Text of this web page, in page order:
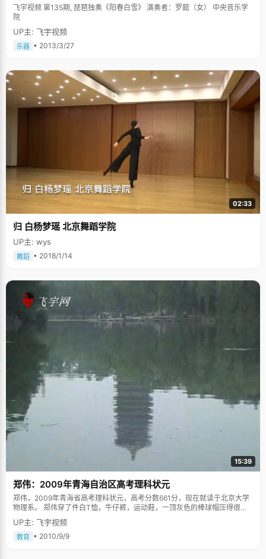
飞宇视频 第135期, 琵琶独奏《阳春白雪》 演奏者：罗懿（女） 中央音乐学
院
UP主: 飞宇视频
乐器 • 2013/3/27
02:33
归 白杨梦瑶 北京舞蹈学院
UP主: wys
舞蹈 • 2018/1/14
15:39
郑伟：2009年青海自治区高考理科状元
郑伟，2009年青海省高考理科状元，高考分数661分，现在就读于北京大学
物理系。 郑伟穿了件白T恤，牛仔裤，运动鞋，一顶灰色的棒球帽压得很
低，第一印象里，这是个很酷的男生。从他时常蹦出的哲学语录，更显得高
深。不过在聊了半个小时候后，郑伟的幽默和开朗，渐渐撕掉了冷酷的伪
装，俨然一个充满了激情和冲动的青年。 谈到考中状元，郑伟很兴奋，之前
UP主: 飞宇视频
教育 • 2010/9/9